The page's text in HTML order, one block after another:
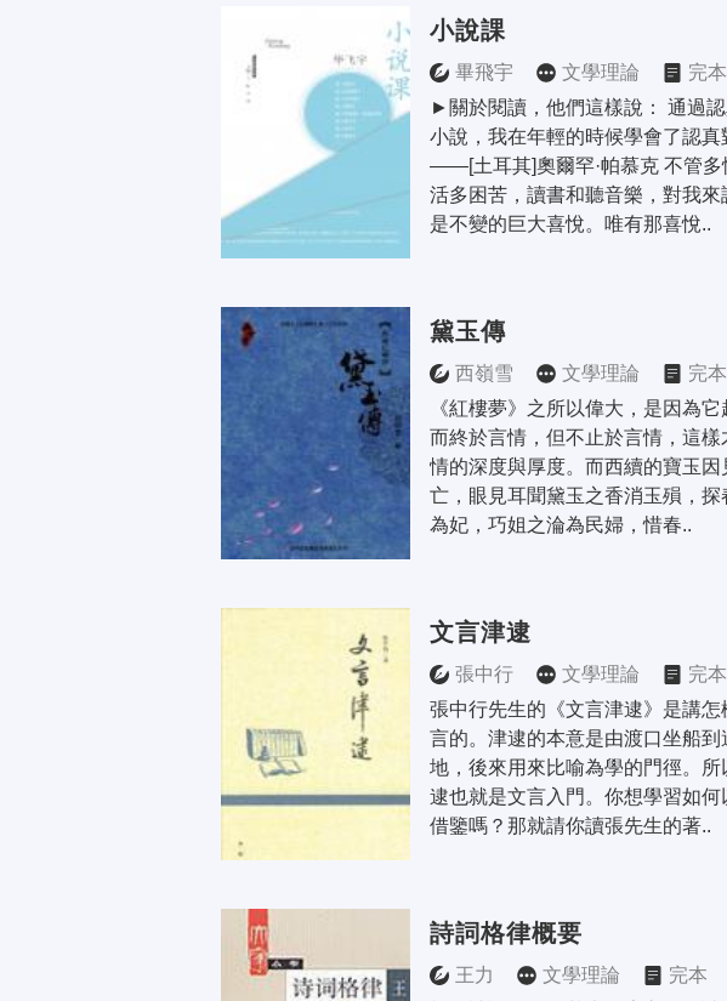
小說課
畢飛宇 文學理論
完本
►關於閱讀，他們這樣說： 通過
小說，我在年輕的時候學會了認真
——[土耳其]奧爾罕·帕慕克 不管多
活多困苦，讀書和聽音樂，對我來
是不變的巨大喜悅。唯有那喜悅..
黛玉傳
西嶺雪 文學理論
完本
《紅樓夢》之所以偉大，是因為
而終於言情，但不止於言情，這樣
情的深度與厚度。而西續的寶玉因
亡，眼見耳聞黛玉之香消玉殞，探
為妃，巧姐之淪為民婦，惜春..
文言津逮
張中行 文學理論
完本
張中行先生的《文言津逮》是講怎
言的。津逮的本意是由渡口坐船到
地，後來用來比喻為學的門徑。所
逮也就是文言入門。你想學習如何
借鑒嗎？那就請你讀張先生的著..
詩詞格律概要
王力 文學理論
完本